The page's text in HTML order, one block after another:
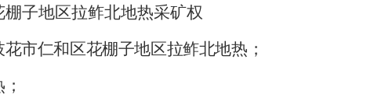
子地区拉鲊北地热采矿权
花市仁和区花棚子地区拉鲊北地热；